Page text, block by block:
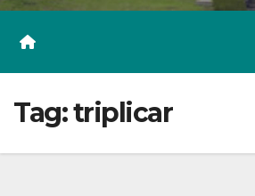
Tag:triplicar